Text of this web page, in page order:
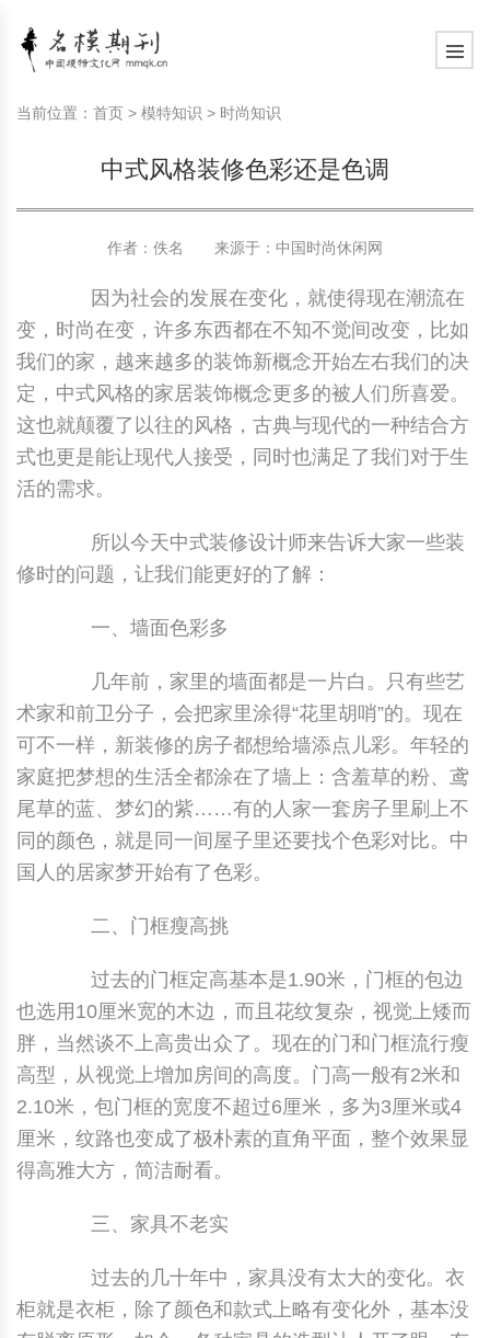
美容护肤知识
美容护肤知识
当前位置： 首页 > 模特知识 > 时尚知识
中式风格装修色彩还是色调
作者：佚名 来源于： 中国时尚休闲网
因为社会的发展在变化，就使得现在潮流在
变，时尚在变，许多东西都在不知不觉间改变，比如
我们的家，越来越多的装饰新概念开始左右我们的决
定，中式风格的家居装饰概念更多的被人们所喜爱。
这也就颠覆了以往的风格，古典与现代的一种结合方
式也更是能让现代人接受，同时也满足了我们对于生
活的需求。
所以今天中式装修设计师来告诉大家一些装
修时的问题，让我们能更好的了解：
一、墙面色彩多
几年前，家里的墙面都是一片白。只有些艺
术家和前卫分子，会把家里涂得“花里胡哨”的。现在
可不一样，新装修的房子都想给墙添点儿彩。年轻的
家庭把梦想的生活全都涂在了墙上：含羞草的粉、鸢
尾草的蓝、梦幻的紫……有的人家一套房子里刷上不
同的颜色，就是同一间屋子里还要找个色彩对比。中
国人的居家梦开始有了色彩。
二、门框瘦高挑
过去的门框定高基本是1.90米，门框的包边
也选用10厘米宽的木边，而且花纹复杂，视觉上矮而
胖，当然谈不上高贵出众了。现在的门和门框流行瘦
高型，从视觉上增加房间的高度。门高一般有2米和
2.10米，包门框的宽度不超过6厘米，多为3厘米或4
厘米，纹路也变成了极朴素的直角平面，整个效果显
得高雅大方，简洁耐看。
三、家具不老实
过去的几十年中，家具没有太大的变化。衣
柜就是衣柜，除了颜色和款式上略有变化外，基本没